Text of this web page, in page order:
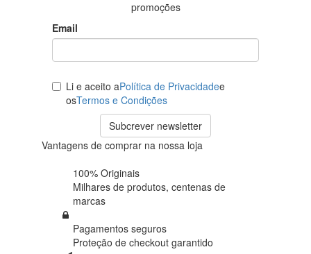
promoções
Email
Li e aceito aPolítica de Privacidadee
osTermos e Condições
Subcrever newsletter
Vantagens de comprar na nossa loja
100% Originais
Milhares de produtos, centenas de
marcas
Pagamentos seguros
Proteção de checkout garantido